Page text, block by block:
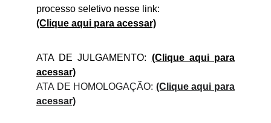
processo seletivo nesse link:
(Clique aqui para acessar)
ATA DE JULGAMENTO: (Clique aqui para
acessar)
ATA DE HOMOLOGAÇÃO: (Clique aqui para
acessar)